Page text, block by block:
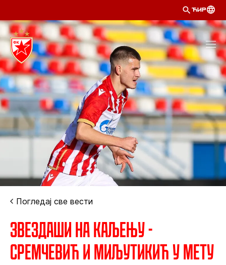
ЋИР
Погледај све вести
Звездаши на каљењу -
Сремчевић и Миљутикић у мету